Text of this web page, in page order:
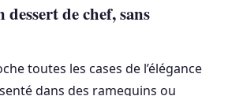
dessert de chef, sans
toutes les cases de l’élégance
dans des ramequins ou